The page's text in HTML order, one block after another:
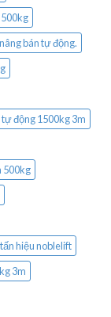
bán tự động.
tự động 1500kg 3m
500kg
hiệu noblelift
3m